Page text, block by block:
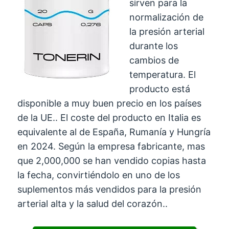
sirven para la
normalización de
la presión arterial
durante los
cambios de
temperatura. El
producto está
disponible a muy buen precio en los países
de la UE.. El coste del producto en Italia es
equivalente al de España, Rumanía y Hungría
en 2024. Según la empresa fabricante, mas
que 2,000,000 se han vendido copias hasta
la fecha, convirtiéndolo en uno de los
suplementos más vendidos para la presión
arterial alta y la salud del corazón..